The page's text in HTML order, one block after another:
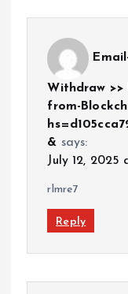
Withdraw
from-
& says:
July 12, 2025
rlmre7
Reply